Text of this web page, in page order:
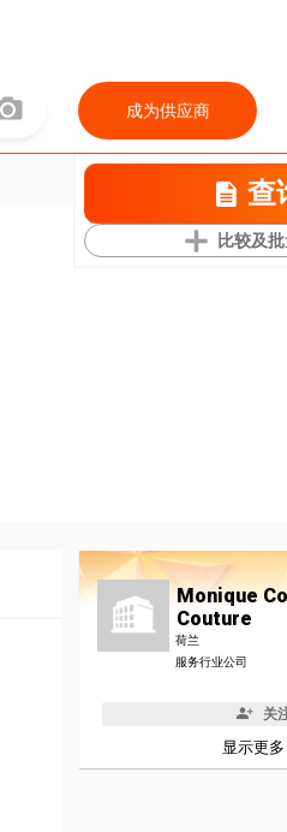
成为供应商
查
比较及
Monique
Couture
荷兰
服务行业公司
关
显示更多